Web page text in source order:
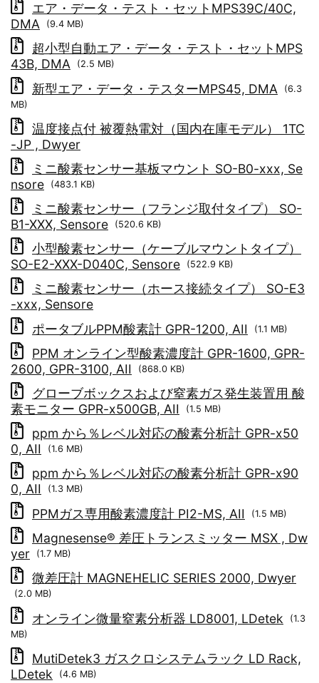
エア・データ・テスト・セットMPS39C/40C,
DMA
(9.4 MB)
超小型自動エア・データ・テスト・セットMPS
43B, DMA
(2.5 MB)
新型エア・データ・テスターMPS45, DMA
(6.3
MB)
温度接点付 被覆熱電対（国内在庫モデル） 1TC
-JP , Dwyer
ミニ酸素センサー基板マウント SO-B0-xxx, Se
nsore
(483.1 KB)
ミニ酸素センサー（フランジ取付タイプ） SO-
B1-XXX, Sensore
(520.6 KB)
小型酸素センサー（ケーブルマウントタイプ）
SO-E2-XXX-D040C, Sensore
(522.9 KB)
ミニ酸素センサー（ホース接続タイプ） SO-E3
-xxx, Sensore
ポータブルPPM酸素計 GPR-1200, AII
(1.1 MB)
PPM オンライン型酸素濃度計 GPR-1600, GPR-
2600, GPR-3100, AII
(868.0 KB)
グローブボックスおよび窒素ガス発生装置用 酸
素モニター GPR-x500GB, AII
(1.5 MB)
ppm から％レベル対応の酸素分析計 GPR-x50
0, AII
(1.6 MB)
ppm から％レベル対応の酸素分析計 GPR-x90
0, AII
(1.3 MB)
PPMガス専用酸素濃度計 PI2-MS, AII (1.5 MB)
Magnesense® 差圧トランスミッター MSX , Dw
yer
(1.7 MB)
微差圧計 MAGNEHELIC SERIES 2000, Dwyer
(2.0 MB)
オンライン微量窒素分析器 LD8001, LDetek
(1.3
MB)
MutiDetek3 ガスクロシステムラック LD Rack,
LDetek
(4.6 MB)